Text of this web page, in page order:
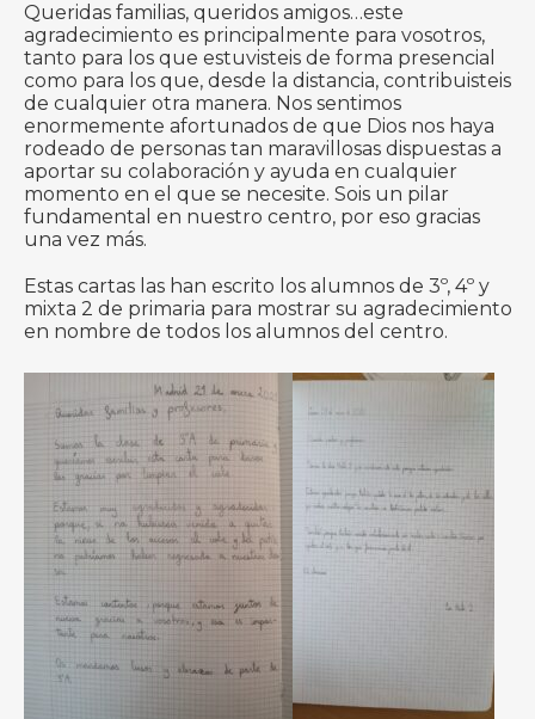
Queridas familias, queridos amigos…este
agradecimiento es principalmente para vosotros,
tanto para los que estuvisteis de forma presencial
como para los que, desde la distancia, contribuisteis
de cualquier otra manera. Nos sentimos
enormemente afortunados de que Dios nos haya
rodeado de personas tan maravillosas dispuestas a
aportar su colaboración y ayuda en cualquier
momento en el que se necesite. Sois un pilar
fundamental en nuestro centro, por eso gracias
una vez más.
Estas cartas las han escrito los alumnos de 3º, 4º y
mixta 2 de primaria para mostrar su agradecimiento
en nombre de todos los alumnos del centro.